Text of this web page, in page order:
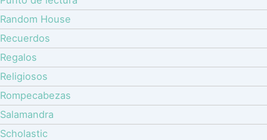
Random House
Recuerdos
Regalos
Religiosos
Rompecabezas
Salamandra
Scholastic